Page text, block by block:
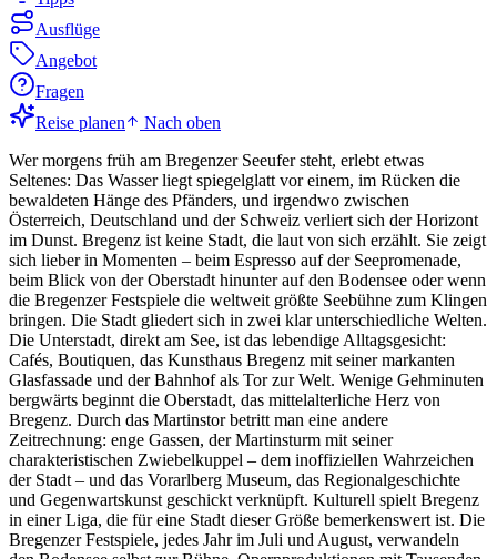
Ausflüge
Angebot
Fragen
Reise planen
Nach oben
Wer morgens früh am Bregenzer Seeufer steht, erlebt etwas
Seltenes: Das Wasser liegt spiegelglatt vor einem, im Rücken die
bewaldeten Hänge des Pfänders, und irgendwo zwischen
Österreich, Deutschland und der Schweiz verliert sich der Horizont
im Dunst. Bregenz ist keine Stadt, die laut von sich erzählt. Sie zeigt
sich lieber in Momenten – beim Espresso auf der Seepromenade,
beim Blick von der Oberstadt hinunter auf den Bodensee oder wenn
die Bregenzer Festspiele die weltweit größte Seebühne zum Klingen
bringen. Die Stadt gliedert sich in zwei klar unterschiedliche Welten.
Die Unterstadt, direkt am See, ist das lebendige Alltagsgesicht:
Cafés, Boutiquen, das Kunsthaus Bregenz mit seiner markanten
Glasfassade und der Bahnhof als Tor zur Welt. Wenige Gehminuten
bergwärts beginnt die Oberstadt, das mittelalterliche Herz von
Bregenz. Durch das Martinstor betritt man eine andere
Zeitrechnung: enge Gassen, der Martinsturm mit seiner
charakteristischen Zwiebelkuppel – dem inoffiziellen Wahrzeichen
der Stadt – und das Vorarlberg Museum, das Regionalgeschichte
und Gegenwartskunst geschickt verknüpft. Kulturell spielt Bregenz
in einer Liga, die für eine Stadt dieser Größe bemerkenswert ist. Die
Bregenzer Festspiele, jedes Jahr im Juli und August, verwandeln